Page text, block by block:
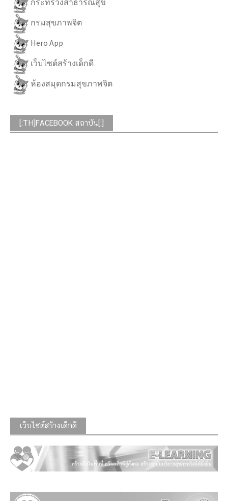
กรมสุขภาพจิต
Hero App
เว็บไซต์สร้างเด็กดี
ห้องสมุดกรมสุขภาพจิต
[:TH]FACEBOOK สถาบัน[:]
เว็บไซต์สร้างเด็กดี